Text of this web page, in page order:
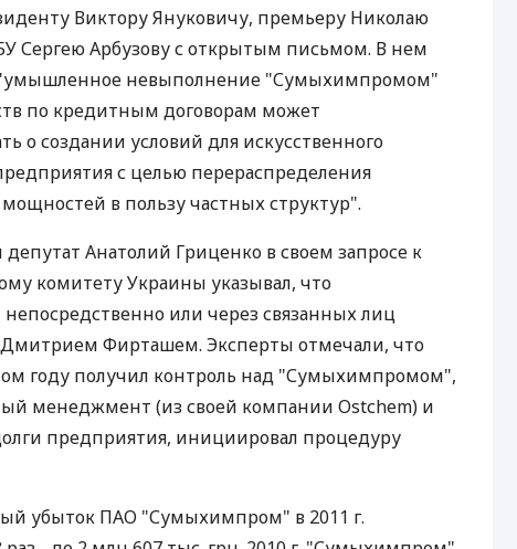
Виктору Януковичу, премьеру Николаю
Сергею Арбузову с открытым письмом. В нем
"умышленное невыполнение "Сумыхимпромом"
по кредитным договорам может
о создании условий для искусственного
с целью перераспределения
в пользу частных структур".
Анатолий Гриценко в своем запросе к
комитету Украины указывал, что
или через связанных лиц
Дмитрием Фирташем. Эксперты отмечали, что
году получил контроль над "Сумыхимпромом",
менеджмент (из своей компании Ostсhem) и
предприятия, инициировал процедуру
убыток ПАО "Сумыхимпром" в 2011 г.